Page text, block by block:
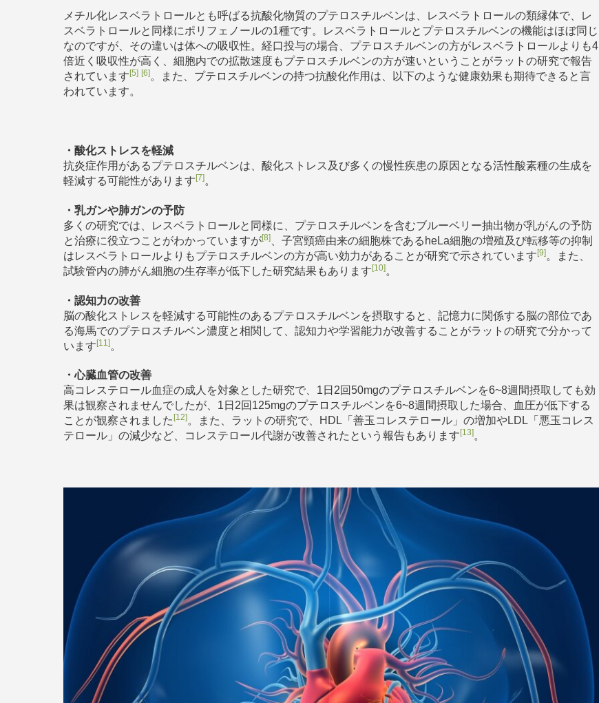
メチル化レスベラトロールとも呼ばる抗酸化物質のプテロスチルベンは、レスベラトロールの類縁体で、レ
スベラトロールと同様にポリフェノールの1種です。レスベラトロールとプテロスチルベンの機能はほぼ同じ
なのですが、その違いは体への吸収性。経口投与の場合、プテロスチルベンの方がレスベラトロールよりも4
倍近く吸収性が高く、細胞内での拡散速度もプテロスチルベンの方が速いということがラットの研究で報告
されています[5] [6] 。また、プテロスチルベンの持つ抗酸化作用は、以下のような健康効果も期待できると言
われています。
・酸化ストレスを軽減
抗炎症作用があるプテロスチルベンは、酸化ストレス及び多くの慢性疾患の原因となる活性酸素種の生成を
軽減する可能性があります[7] 。
・乳ガンや肺ガンの予防
多くの研究では、レスベラトロールと同様に、プテロスチルベンを含むブルーベリー抽出物が乳がんの予防
と治療に役立つことがわかっていますが[8]
、子宮頸癌由来の細胞株であるheLa細胞の増殖及び転移等の抑制
はレスベラトロールよりもプテロスチルベンの方が高い効力があることが研究で示されています[9]。また、
試験管内の肺がん細胞の生存率が低下した研究結果もあります[10]。
・認知力の改善
脳の酸化ストレスを軽減する可能性のあるプテロスチルベンを摂取すると、記憶力に関係する脳の部位であ
る海馬でのプテロスチルベン濃度と相関して、認知力や学習能力が改善することがラットの研究で分かって
います[11]。
・心臓血管の改善
高コレステロール血症の成人を対象とした研究で、1日2回50mgのプテロスチルベンを6~8週間摂取しても効
果は観察されませんでしたが、1日2回125mgのプテロスチルベンを6~8週間摂取した場合、血圧が低下する
ことが観察されました[12] 。また、ラットの研究で、HDL「善玉コレステロール」の増加やLDL「悪玉コレス
テロール」の減少など、コレステロール代謝が改善されたという報告もあります[13] 。